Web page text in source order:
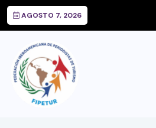
AGOSTO 7, 2026